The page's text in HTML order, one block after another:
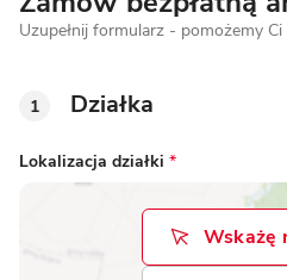
Uzupełnij formularz - pomożemy
1 Działka
Lokalizacja działki *
Wskażę